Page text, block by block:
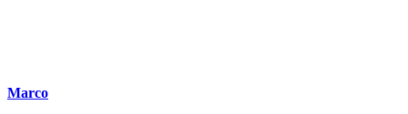
Marco